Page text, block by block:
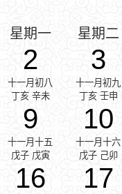
星期一 星期二
2
十一月初八
丁亥 辛未
3
十一月初九
丁亥 壬申
9
十一月十五
戊子 戊寅
10
十一月十六
戊子 己卯
16 17